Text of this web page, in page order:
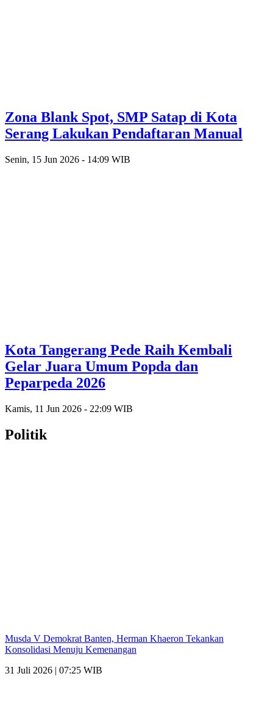
Zona Blank Spot, SMP Satap di Kota
Serang Lakukan Pendaftaran Manual
Senin, 15 Jun 2026 - 14:09 WIB
Kota Tangerang Pede Raih Kembali
Gelar Juara Umum Popda dan
Peparpeda 2026
Kamis, 11 Jun 2026 - 22:09 WIB
Politik
Musda V Demokrat Banten, Herman Khaeron Tekankan
Konsolidasi Menuju Kemenangan
31 Juli 2026 | 07:25 WIB